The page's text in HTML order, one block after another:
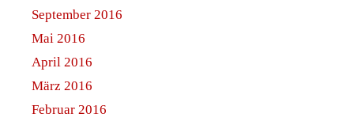
September 2016
Mai 2016
April 2016
März 2016
Februar 2016